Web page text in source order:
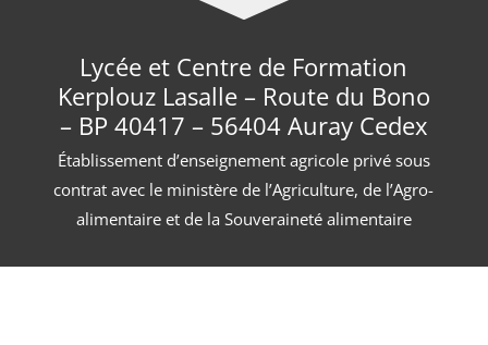
Lycée et Centre de Formation
Kerplouz Lasalle – Route du Bono
– BP 40417 – 56404 Auray Cedex
Établissement d’enseignement agricole privé sous
contrat avec le ministère de l’Agriculture, de l’Agro-
alimentaire et de la Souveraineté alimentaire